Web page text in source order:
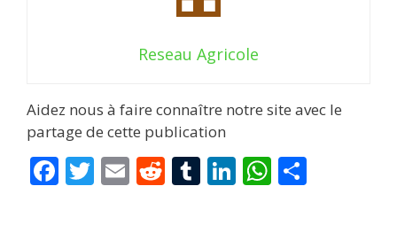
Reseau Agricole
Aidez nous à faire connaître notre site avec le
partage de cette publication
F T E R T Li W